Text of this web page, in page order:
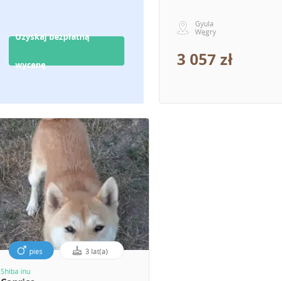
Uzyskaj bezpłatną
wycenę
Gyula
Węgry
3 057 zł
pies 3 lat(a)
Shiba inu